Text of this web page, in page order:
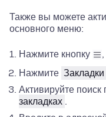
Также вы можете
основного меню:
Нажмите кнопку
Нажмите Закладки
Активируйте
закладках .